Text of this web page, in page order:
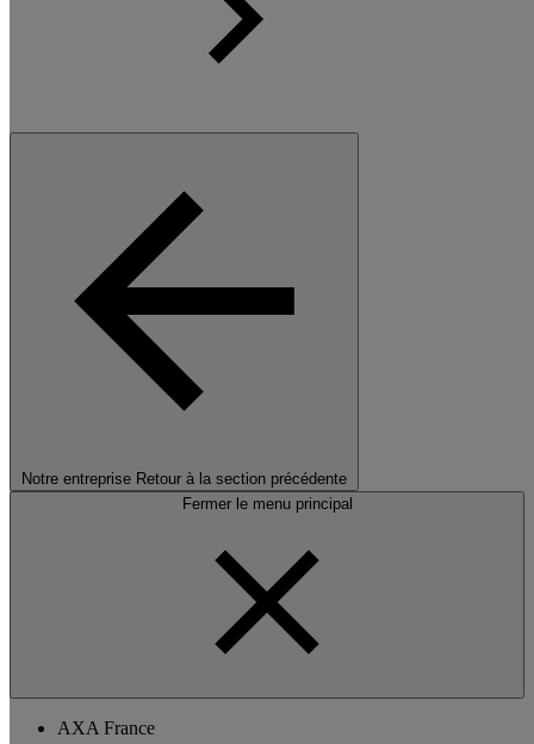
Notre entreprise Retour à la section précédente
Fermer le menu principal
AXA France